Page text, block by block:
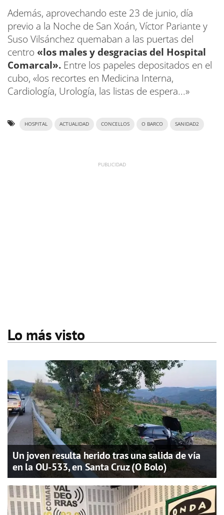
Además, aprovechando este 23 de junio, día
previo a la Noche de San Xoán, Víctor Pariante y
Suso Vilsánchez quemaban a las puertas del
centro «los males y desgracias del Hospital
Comarcal». Entre los papeles depositados en el
cubo, «los recortes en Medicina Interna,
Cardiología, Urología, las listas de espera...»
HOSPITAL ACTUALIDAD CONCELLOS O BARCO SANIDAD2
Lo más visto
Un joven resulta herido tras una salida de vía
en la OU-533, en Santa Cruz (O Bolo)